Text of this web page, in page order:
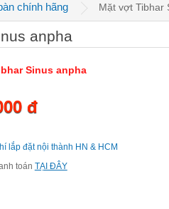
chính hãng Mặt vợt Tibhar
anpha
Sinus anpha
đ
lắp đặt nội thành HN & HCM
toán TẠI ĐÂY